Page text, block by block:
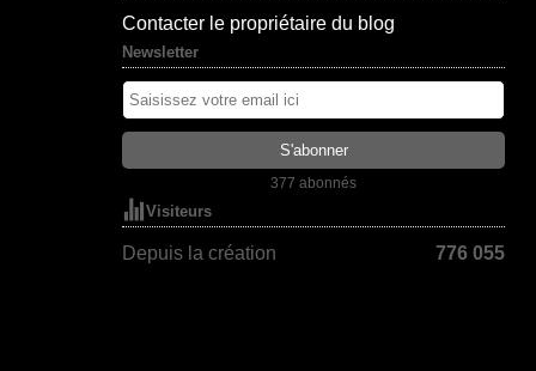
Contacter le propriétaire du blog
Newsletter
377 abonnés
Visiteurs
Depuis la création 776 055